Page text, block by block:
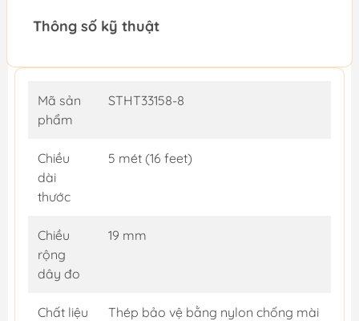
Thông số kỹ thuật
Mã sản
phẩm
STHT33158-8
Chiều
dài
thước
5 mét (16 feet)
Chiều
rộng
dây đo
19 mm
Chất liệu
Thép bảo vệ bằng nylon chống mài